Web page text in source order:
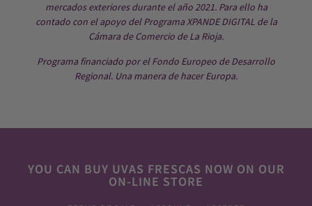
mercados exteriores durante el año 2021. Para ello ha
contado con el apoyo del Programa XPANDE DIGITAL de la
Cámara de Comercio de La Rioja.
Programa financiado por el Fondo Europeo de Desarrollo
Regional. Una manera de hacer Europa.
YOU CAN BUY UVAS FRESCAS NOW ON OUR
ON-LINE STORE